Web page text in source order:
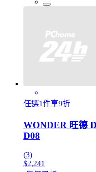
任選1件享9折
WONDER 旺德
D08
(3)
$2,241